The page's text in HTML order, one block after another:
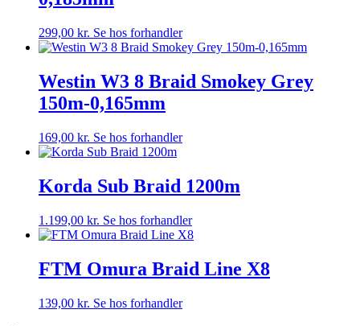
299,00 kr. Se hos forhandler
Westin W3 8 Braid Smokey Grey
150m-0,165mm
169,00 kr. Se hos forhandler
Korda Sub Braid 1200m
1.199,00 kr. Se hos forhandler
FTM Omura Braid Line X8
139,00 kr. Se hos forhandler